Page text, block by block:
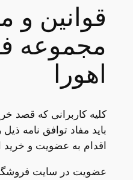
قوانین و
مجموعه
اهورا
کلیه کاربرانی که قصد
باید مفاد توافق نامه
اقدام به عضویت و خرید
عضویت در سایت